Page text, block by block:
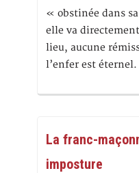
« obstinée dans
elle va
lieu, aucune
l’enfer est éternel.
La franc-
imposture